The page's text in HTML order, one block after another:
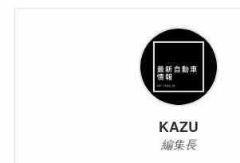
KAZU
編集長